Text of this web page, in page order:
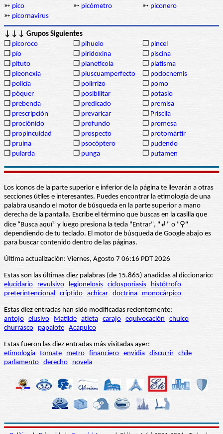
➳ pico ➳ picómetro ➳ piconero
➳ picornavirus
↓↓↓ Grupos Siguientes
❒ picoroco ❒ pihuelo ❒ pincel
❒ pío ❒ piridoxina ❒ piscina
❒ pituto ❒ planetícola ❒ platisma
❒ pleonexia ❒ pluscuamperfecto ❒ podocnemis
❒ policía ❒ polirrizo ❒ pomo
❒ póquer ❒ posibilitar ❒ potasio
❒ prebenda ❒ predicado ❒ premisa
❒ prescripción ❒ prevaricar ❒ Priscila
❒ prociónido ❒ profundo ❒ promesa
❒ propincuidad ❒ prospecto ❒ protomártir
❒ pruina ❒ psocóptero ❒ pudendo
❒ pularda ❒ punga ❒ putamen
Los iconos de la parte superior e inferior de la página te llevarán a otras
secciones útiles e interesantes. Puedes encontrar la etimología de una
palabra usando el motor de búsqueda en la parte superior a mano
derecha de la pantalla. Escribe el término que buscas en la casilla que
dice “Busca aquí” y luego presiona la tecla "Entrar", "↲" o "⚲"
dependiendo de tu teclado. El motor de búsqueda de Google abajo es
para buscar contenido dentro de las páginas.
Última actualización: Viernes, Agosto 7 06:16 PDT 2026
Estas son las últimas diez palabras (de 15.865) añadidas al diccionario:
elucidario
revulsivo legionelosis ciclosporiasis
histótrofo
preterintencional críptido achicar doctrina monocárpico
Estas diez entradas han sido modificadas recientemente:
antojo elusivo Matilde atleta carajo equivocación
chuico
churrasco
papalote Acapulco
Estas fueron las diez entradas más visitadas ayer:
etimología tomate metro financiero envidia discurrir chile
parlamento derecho novela